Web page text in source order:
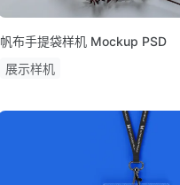
帆布手提袋样机 Mockup PSD
展示样机